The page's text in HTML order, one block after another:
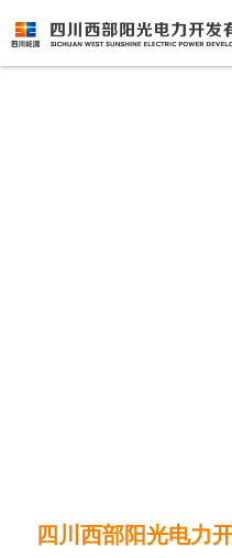
四川西部阳光电力